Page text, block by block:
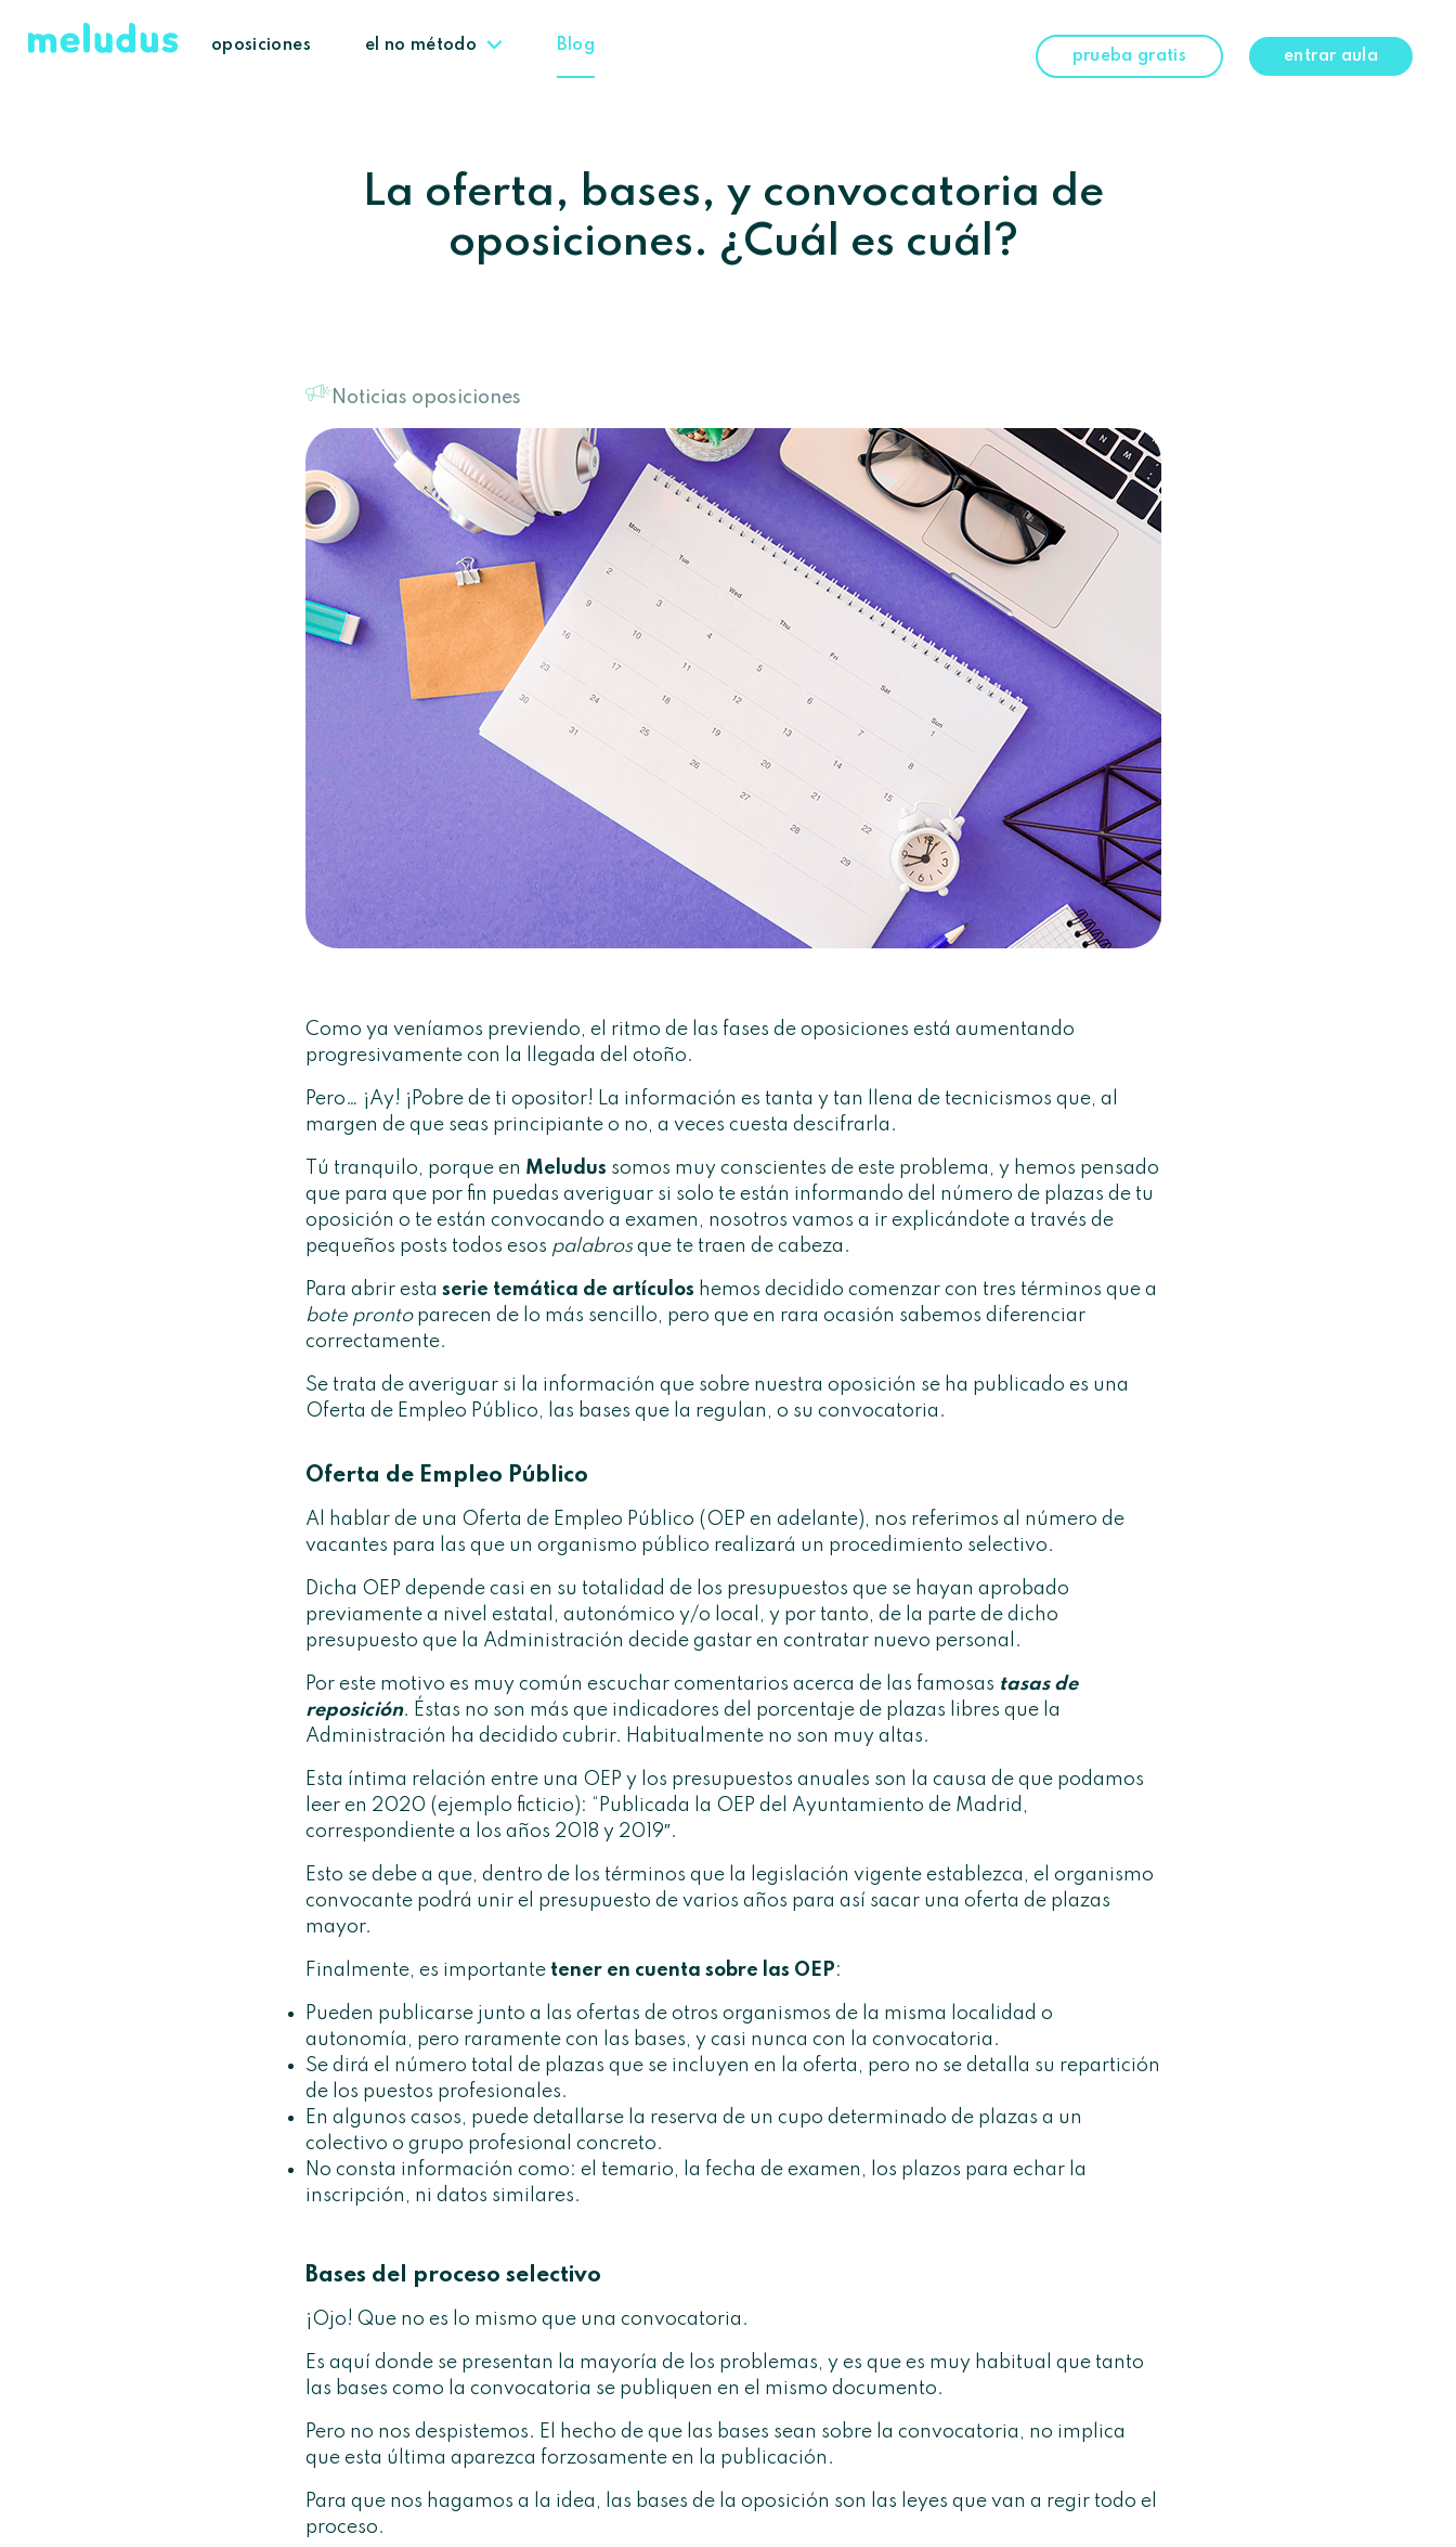
oposiciones el no método Blog
prueba gratis entrar aula
La oferta, bases, y convocatoria de
oposiciones. ¿Cuál es cuál?
Noticias oposiciones
Como ya veníamos previendo, el ritmo de las fases de oposiciones está aumentando
progresivamente con la llegada del otoño.
Pero… ¡Ay! ¡Pobre de ti opositor! La información es tanta y tan llena de tecnicismos que, al
margen de que seas principiante o no, a veces cuesta descifrarla.
Tú tranquilo, porque en Meludus somos muy conscientes de este problema, y hemos pensado
que para que por fin puedas averiguar si solo te están informando del número de plazas de tu
oposición o te están convocando a examen, nosotros vamos a ir explicándote a través de
pequeños posts todos esos palabrosque te traen de cabeza.
Para abrir esta serie temática de artículos hemos decidido comenzar con tres términos que a
bote prontoparecen de lo más sencillo, pero que en rara ocasión sabemos diferenciar
correctamente.
Se trata de averiguar si la información que sobre nuestra oposición se ha publicado es una
Oferta de Empleo Público, las bases que la regulan, o su convocatoria.
Oferta de Empleo Público
Al hablar de una Oferta de Empleo Público (OEP en adelante), nos referimos al número de
vacantes para las que un organismo público realizará un procedimiento selectivo.
Dicha OEP depende casi en su totalidad de los presupuestos que se hayan aprobado
previamente a nivel estatal, autonómico y/o local, y por tanto, de la parte de dicho
presupuesto que la Administración decide gastar en contratar nuevo personal.
Por este motivo es muy común escuchar comentarios acerca de las famosas tasas de
reposición. Éstas no son más que indicadores del porcentaje de plazas libres que la
Administración ha decidido cubrir. Habitualmente no son muy altas.
Esta íntima relación entre una OEP y los presupuestos anuales son la causa de que podamos
leer en 2020 (ejemplo ficticio): “Publicada la OEP del Ayuntamiento de Madrid ,
correspondiente a los años 2018 y 2019″.
Esto se debe a que, dentro de los términos que la legislación vigente establezca, el organismo
convocante podrá unir el presupuesto de varios años para así sacar una oferta de plazas
mayor.
Finalmente, es importante tener en cuenta sobre las OEP:
Pueden publicarse junto a las ofertas de otros organismos de la misma localidad o
autonomía, pero raramente con las bases, y casi nunca con la convocatoria.
Se dirá el número total de plazas que se incluyen en la oferta, pero no se detalla su repartición
de los puestos profesionales.
En algunos casos, puede detallarse la reserva de un cupo determinado de plazas a un
colectivo o grupo profesional concreto.
No consta información como: el temario, la fecha de examen, los plazos para echar la
inscripción, ni datos similares.
Bases del proceso selectivo
¡Ojo! Que no es lo mismo que una convocatoria.
Es aquí donde se presentan la mayoría de los problemas, y es que es muy habitual que tanto
las bases como la convocatoria se publiquen en el mismo documento.
Pero no nos despistemos. El hecho de que las bases sean sobre la convocatoria, no implica
que esta última aparezca forzosamente en la publicación.
Para que nos hagamos a la idea, las bases de la oposición son las leyes que van a regir todo el
proceso.